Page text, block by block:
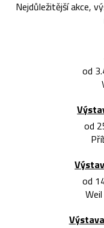
Nejdůležitější akce,
od
od
od